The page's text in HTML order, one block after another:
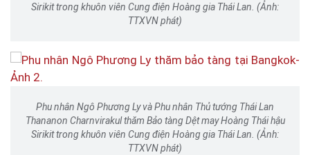
Sirikit trong khuôn viên Cung điện Hoàng gia Thái Lan. (Ảnh:
TTXVN phát)
Phu nhân Ngô Phương Ly và Phu nhân Thủ tướng Thái Lan
Thananon Charnvirakul thăm Bảo tàng Dệt may Hoàng Thái hậu
Sirikit trong khuôn viên Cung điện Hoàng gia Thái Lan. (Ảnh:
TTXVN phát)